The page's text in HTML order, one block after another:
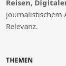
Reisen,
journalistischem
Relevanz.
THEMEN